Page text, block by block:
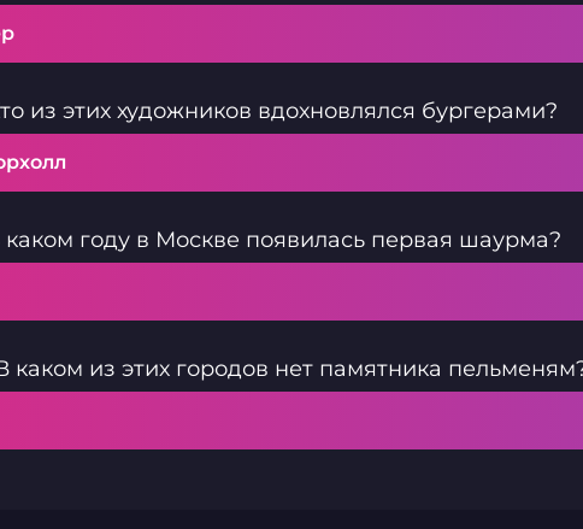
из этих художников вдохновлялся бургерами?
каком году в Москве появилась первая шаурма?
каком из этих городов нет памятника